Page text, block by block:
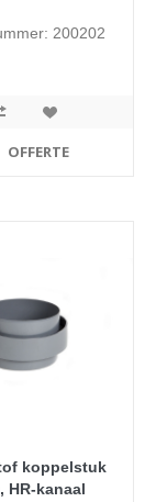
200202
OFFERTE
koppelstuk
HR-kanaal